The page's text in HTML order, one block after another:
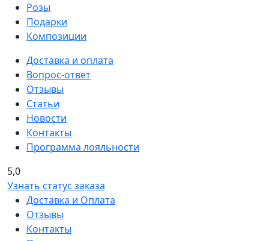
Розы
Подарки
Композиции
Доставка и оплата
Вопрос-ответ
Отзывы
Статьи
Новости
Контакты
Программа лояльности
5,0
Узнать статус заказа
Доставка и Оплата
Отзывы
Контакты